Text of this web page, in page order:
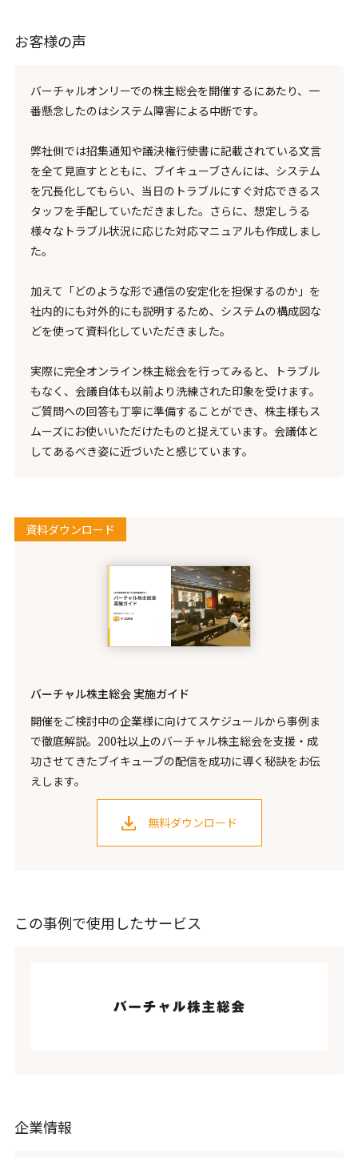
お客様の声
バーチャルオンリーでの株主総会を開催するにあたり、一
番懸念したのはシステム障害による中断です。
弊社側では招集通知や議決権行使書に記載されている文言
を全て見直すとともに、ブイキューブさんには、システム
を冗長化してもらい、当日のトラブルにすぐ対応できるス
タッフを手配していただきました。さらに、想定しうる
様々なトラブル状況に応じた対応マニュアルも作成しまし
た。
加えて「どのような形で通信の安定化を担保するのか」を
社内的にも対外的にも説明するため、システムの構成図な
どを使って資料化していただきました。
実際に完全オンライン株主総会を行ってみると、トラブル
もなく、会議自体も以前より洗練された印象を受けます。
ご質問への回答も丁寧に準備することができ、株主様もス
ムーズにお使いいただけたものと捉えています。会議体と
してあるべき姿に近づいたと感じています。
資料ダウンロード
バーチャル株主総会 実施ガイド
開催をご検討中の企業様に向けてスケジュールから事例ま
で徹底解説。200社以上のバーチャル株主総会を支援・成
功させてきたブイキューブの配信を成功に導く秘訣をお伝
えします。
無料ダウンロード
この事例で使用したサービス
企業情報